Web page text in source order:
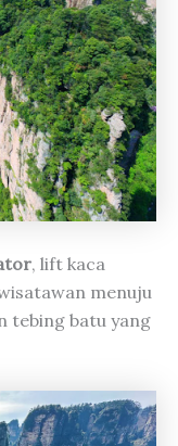
, lift kaca
menuju
tebing batu yang